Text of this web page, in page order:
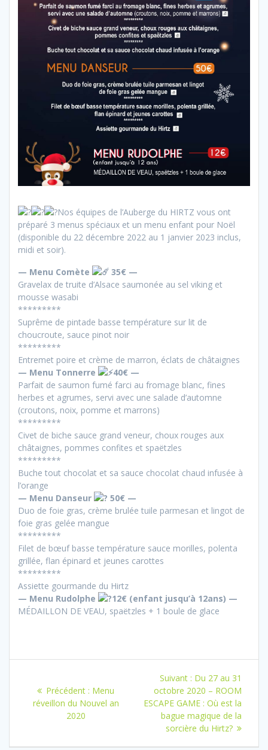
Nos équipes de l’Auberge du HIRTZ vous ont
préparé 3 menus spéciaux et un menu enfant pour Noël
(disponible du 22 décembre 2022 au 1 janvier 2023 inclus,
midi et soir).
— Menu Comète
35€ —
Gravelax de truite d’Alsace saumonée au sel viking et
mousse wasabi
*********
Suprême de pintade basse température sur lit de
choucroute, sauce pinot noir
*********
Entremet poire et crème de marron, éclats de châtaignes
— Menu Tonnerre
40€ —
Parfait de saumon fumé farci au fromage blanc, fines
herbes et agrumes, servi avec une salade d’automne
(croutons, noix, pomme et marrons)
*********
Civet de biche sauce grand veneur, choux rouges aux
châtaignes, pommes confites et spaëtzles
*********
Buche tout chocolat et sa sauce chocolat chaud infusée à
l’orange
— Menu Danseur
50€ —
Duo de foie gras, crème brulée tuile parmesan et lingot de
foie gras gelée mangue
*********
Filet de bœuf basse température sauce morilles, polenta
grillée, flan épinard et jeunes carottes
*********
Assiette gourmande du Hirtz
— Menu Rudolphe
12€ (enfant jusqu’à 12ans) —
MÉDAILLON DE VEAU, spaëtzles + 1 boule de glace
de
l’article
Précédent : Article
précédent
Menu
réveillon du Nouvel an
2020
Suivant : Article
suivant
:
Du 27 au 31
octobre 2020 – ROOM
ESCAPE GAME : Où est la
bague magique de la
sorcière du Hirtz?